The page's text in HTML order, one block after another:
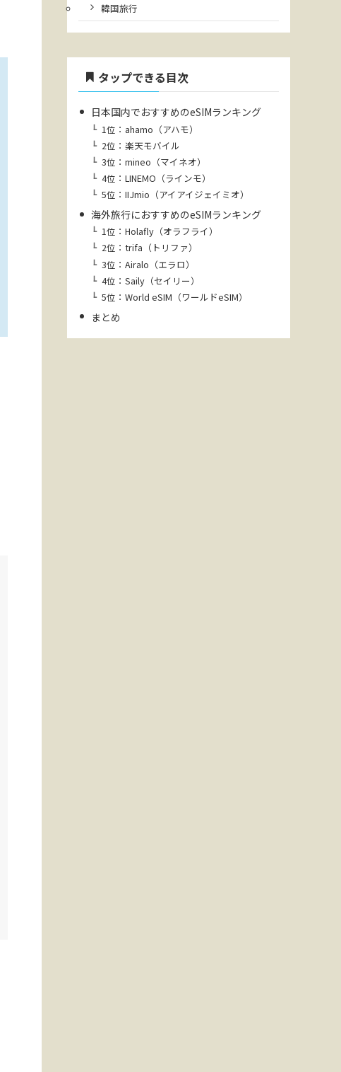
韓国旅行
タップできる目次
日本国内でおすすめのeSIMランキング
1位：ahamo（アハモ）
2位：楽天モバイル
3位：mineo（マイネオ）
4位：LINEMO（ラインモ）
5位：IIJmio（アイアイジェイミオ）
海外旅行におすすめのeSIMランキング
1位：Holafly（オラフライ）
2位：trifa（トリファ）
3位：Airalo（エラロ）
4位：Saily（セイリー）
5位：World eSIM（ワールドeSIM）
まとめ